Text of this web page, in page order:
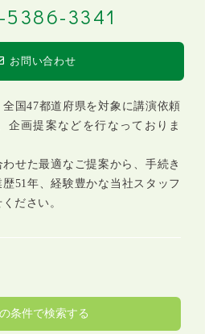
5386-3341
お問い合わせ
国47都道府県を対象に講演依頼
企画提案などを行なっておりま
せた最適なご提案から、手続き
51年、経験豊かな当社スタッフ
ださい。
条件で検索する